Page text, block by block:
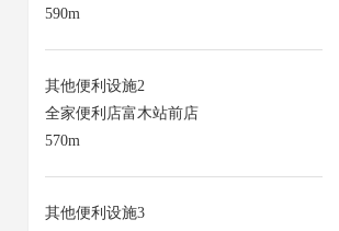
590m
其他便利设施2
全家便利店富木站前店
570m
其他便利设施3